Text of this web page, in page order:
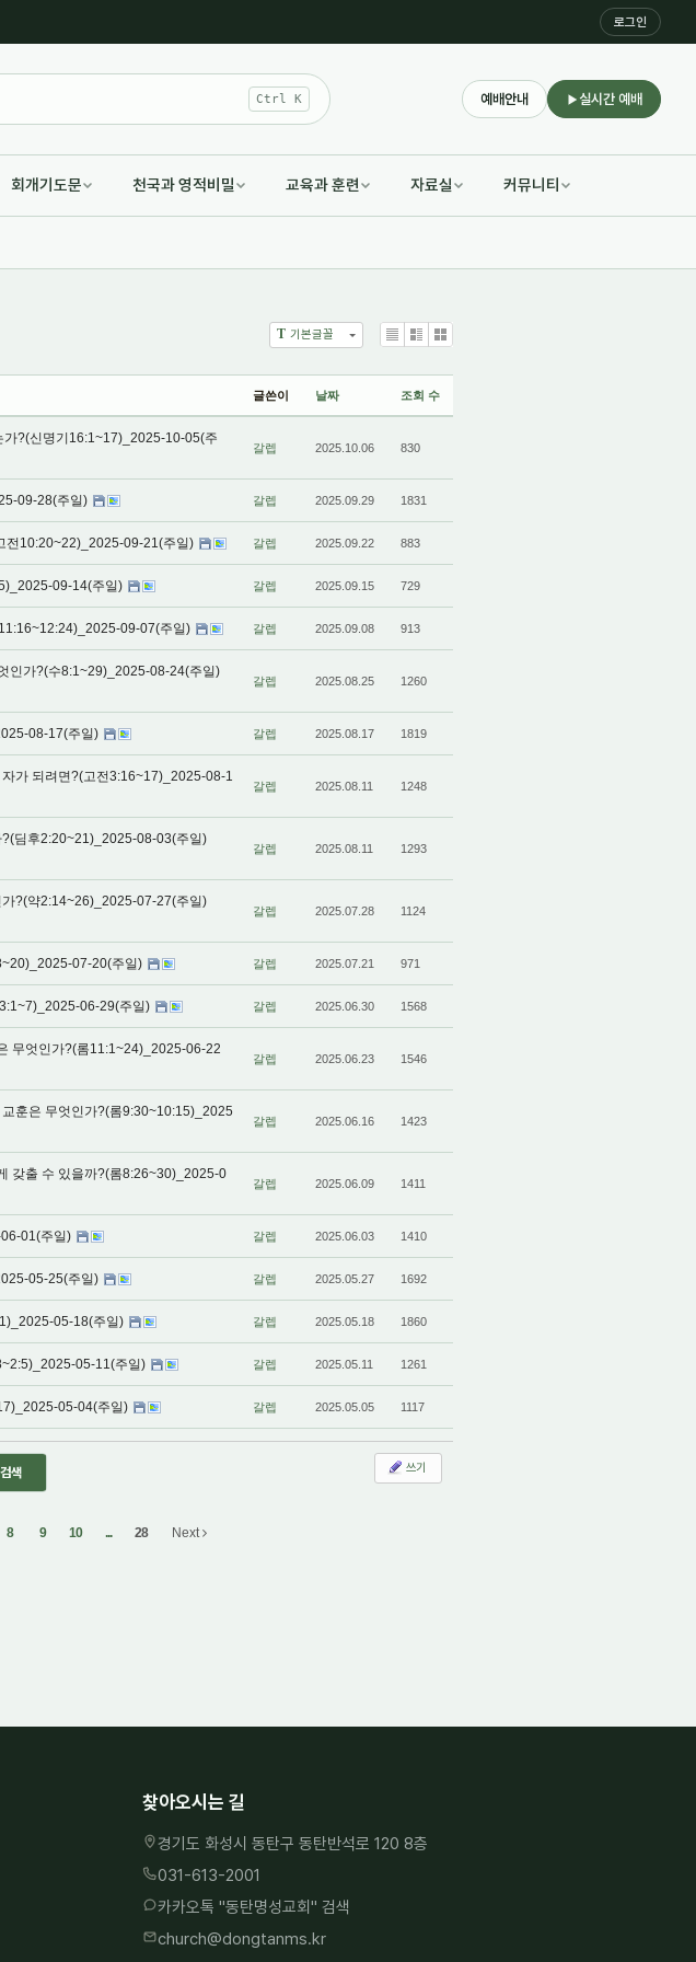
로그인
Ctrl K 예배안내 실시간 예배
회개기도문 천국과 영적비밀 교육과 훈련 자료실 커뮤니티
T 기본글꼴
List Zine
글쓴이 날짜 조회 수
가?(신명기16:1~17)_2025-10-05(주
갈렙 2025.10.06 830
09-28(주일) 갈렙 2025.09.29 1831
전10:20~22)_2025-09-21(주일) 갈렙 2025.09.22 883
09-14(주일) 갈렙 2025.09.15 729
09-07(주일) 갈렙 2025.09.08 913
인가?(수8:1~29)_2025-08-24(주일)
갈렙 2025.08.25 1260
08-17(주일) 갈렙 2025.08.17 1819
가 되려면?(고전3:16~17)_2025-08-1
갈렙 2025.08.11 1248
?(딤후2:20~21)_2025-08-03(주일)
갈렙 2025.08.11 1293
가?(약2:14~26)_2025-07-27(주일)
갈렙 2025.07.28 1124
07-20(주일) 갈렙 2025.07.21 971
06-29(주일) 갈렙 2025.06.30 1568
무엇인가?(롬11:1~24)_2025-06-22
갈렙 2025.06.23 1546
훈은 무엇인가?(롬9:30~10:15)_2025
갈렙 2025.06.16 1423
갖출 수 있을까?(롬8:26~30)_2025-0
갈렙 2025.06.09 1411
01(주일) 갈렙 2025.06.03 1410
05-25(주일) 갈렙 2025.05.27 1692
05-18(주일) 갈렙 2025.05.18 1860
05-11(주일) 갈렙 2025.05.11 1261
05-04(주일) 갈렙 2025.05.05 1117
쓰기
8 9 10 ... 28 Next
찾아오시는 길
경기도 화성시 동탄구 동탄반석로 120 8층
031-613-2001
카카오톡 "동탄명성교회" 검색
church@dongtanms.kr